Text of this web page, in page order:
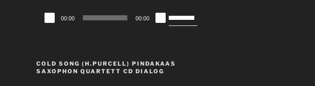
Audio-
Player
00:00 00:00
Hoch/Runter
Lautstärke
COLD SONG (H.PURCELL) PINDAKAAS
SAXOPHON QUARTETT CD DIALOG